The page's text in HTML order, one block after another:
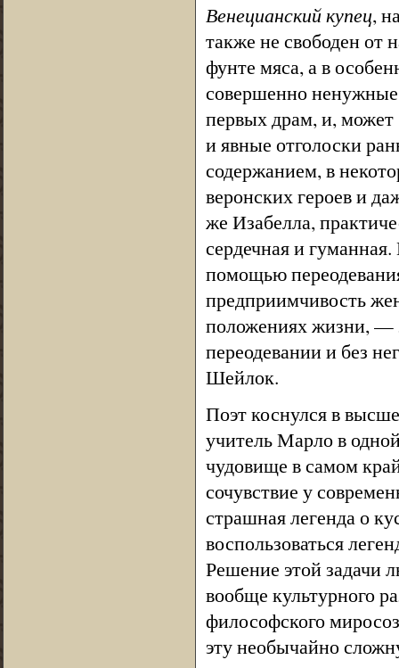
Венецианский купец,
также не свободен от
фунте мяса, а в
совершенно ненужные
первых драм, и,
и явные отголоски
содержанием, в
веронских героев и
же Изабелла,
сердечная и
помощью
предприимчивость
положениях жизни, —
переодевании и без
Шейлок.
Поэт коснулся в
учитель Марло в
чудовище в самом
сочувствие у
страшная легенда о
воспользоваться
Решение этой задачи
вообще культурного
философского
эту необычайно